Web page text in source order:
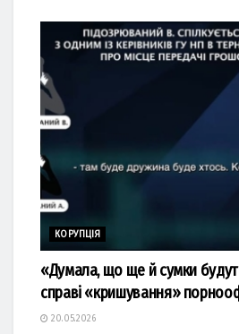
КОРУПЦІЯ
«Думала, що ще й сумки
справі «кришування»
20.05.2026